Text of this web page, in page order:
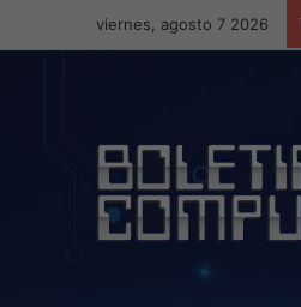
viernes, agosto 7 2026